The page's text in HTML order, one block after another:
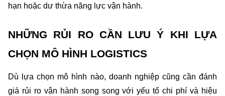
hạn hoặc dư thừa năng lực vận hành.
NHỮNG RỦI RO CẦN LƯU Ý KHI LỰA
CHỌN MÔ HÌNH LOGISTICS
Dù lựa chọn mô hình nào, doanh nghiệp cũng cần đánh
giá rủi ro vận hành song song với yếu tố chi phí và hiệu